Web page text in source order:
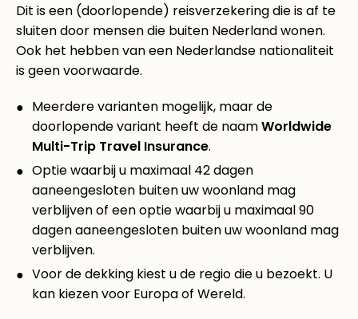
Dit is een (doorlopende) reisverzekering die is af te
sluiten door mensen die buiten Nederland wonen.
Ook het hebben van een Nederlandse nationaliteit
is geen voorwaarde.
Meerdere varianten mogelijk, maar de
doorlopende variant heeft de naamWorldwide
Multi-Trip Travel Insurance.
Optie waarbij u maximaal 42 dagen
aaneengesloten buiten uw woonland mag
verblijven of een optie waarbij u maximaal 90
dagen aaneengesloten buiten uw woonland mag
verblijven.
Voor de dekking kiest u de regio die u bezoekt. U
kan kiezen voor Europa of Wereld.